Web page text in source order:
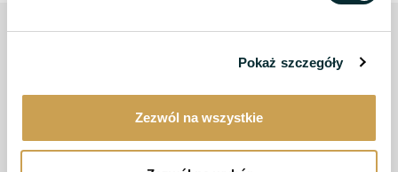
Pokaż szczegóły
Zezwól na wszystkie